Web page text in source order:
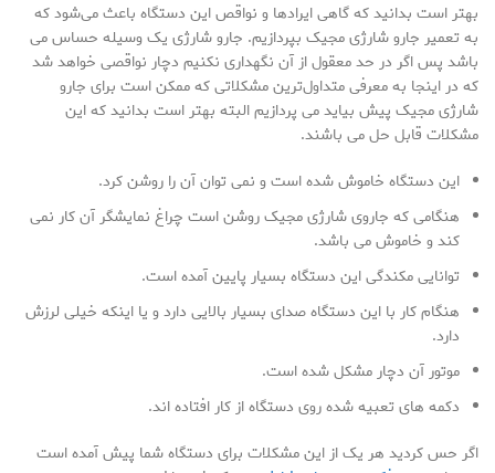
بهتر است بدانید که گاهی ایرادها و نواقص این دستگاه باعث می‌شود که
به تعمیر جارو شارژی مجیک بپردازیم. جارو شارژی یک وسیله حساس می
باشد پس اگر در حد معقول از آن نگهداری نکنیم دچار نواقصی خواهد شد
که در اینجا به معرفی متداول‌ترین مشکلاتی که ممکن است برای جارو
شارژی مجیک پیش بیاید می پردازیم البته بهتر است بدانید که این
مشکلات قابل حل می باشند.
این دستگاه خاموش شده است و نمی توان آن را روشن کرد.
هنگامی که جاروی شارژی مجیک روشن است چراغ نمایشگر آن کار نمی
کند و خاموش می باشد.
توانایی مکندگی این دستگاه بسیار پایین آمده است.
هنگام کار با این دستگاه صدای بسیار بالایی دارد و یا اینکه خیلی لرزش
دارد.
موتور آن دچار مشکل شده است.
دکمه های تعبیه شده روی دستگاه از کار افتاده اند.
اگر حس کردید هر یک از این مشکلات برای دستگاه شما پیش آمده است